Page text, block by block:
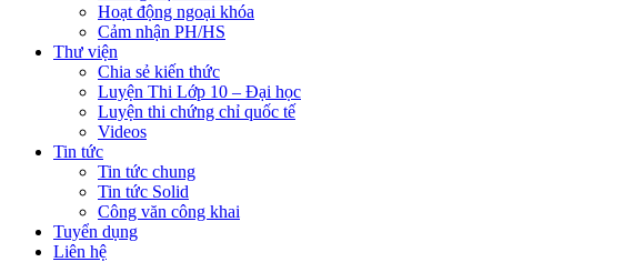
Hoạt động ngoại khóa
Cảm nhận PH/HS
Thư viện
Chia sẻ kiến thức
Luyện Thi Lớp 10 – Đại học
Luyện thi chứng chỉ quốc tế
Videos
Tin tức
Tin tức chung
Tin tức Solid
Công văn công khai
Tuyển dụng
Liên hệ